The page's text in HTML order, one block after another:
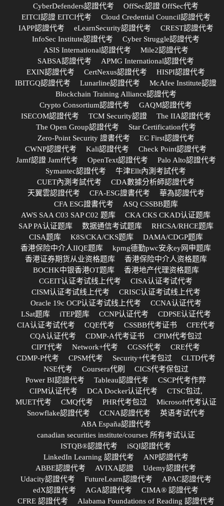
CyberDefenders認證代考
OffSec認證 OffSec代考
EITCI認證 EITCI代考
Cloud Credential Council認證代考
IAPP認證代考
eLearnSecurity認證代考
CREST認證代考
InfoSec Institute認證代考
Cyber Struggle認證代考
ASIS International認證代考
Mile2認證代考
SABSA認證代考
APMG International認證代考
EXIN認證代考
CertNexus認證代考
HISPI認證代考
IBITGQ認證代考
Lunarline認證代考
McAfee Institute認證
Blockchain Training Alliance認證代考
Crypto Consortium認證代考
GAQM認證代考
ISECOM認證代考
TCM Security認證
The IIA認證代考
The Open Group認證代考
Star Certification代考
Zero-Point Security 證書代考
EC First認證代考
CWNP認證代考
Kali認證代考
Check Point認證代考
Jamf認證 Jamf代考
OpenText認證代考
Palo Alto認證代考
Symantec認證代考
牛津Ellt內測考試代考
CUET內測考試代考
CDA數據分析師認證代考
天翼雲認證代考
CFA-ESG證書代考
華為認證代考
CFA ESG證書代考
ASQ CSSBB题库
AWS SAA C03 SAP C02 题库
CKA CKS CKAD认证题库
SAP PA认证题库
数据通信考试题库
RHCSA/RHCE题库
CISA题库
K8S/CKA/CKS题库
DAMA/CDGP题库
香港保险中介人IIQE题库
kpmg德勤pwc安永ey网申题库
香港证券期货从业资格题库
香港保险中介人资格题库
BOCHK中银香港OT题库
香港地产代理资格题库
CGEIT认证考试线上代考
CISA认证考试代考
CISM认证考试线上代考
CRISC认证考试线上代考
Oracle 19c OCP认证考试线上代考
CCNA认证代考
LSat题库
iTEP题库 CCNP认证代考
CDPSE认证代考
CIA认证考试代考
CQE代考 CSSBB代考证书
CFE代考
CQA认证代考
CDMP-A代考证书
CPIM代考包过
CIPT代考
Network+代考 CGSS代考
CRE代考
CDMP-P代考
CPSM代考 Security+代考包过
CLTD代考
NSE代考
Coursera代刷
CICS代考保包过
Power BI認證代考
Tableau認證代考
CSCP代考作弊
CIPM认证代考
DCA Docker认证代考
CTSC包过,
MUET代考
CMQ代考 PHR代考包过
Microsoft代考认证
Snowflake認證代考
CCNA認證代考
英语考试代考
ABA España認證代考
canadian securities institute/courses 所有考试认证
ISTQB®認證代考
iSQI認證代考
LinkedIn Learning 認證代考
ANP認證代考
ABBE認證代考
AVIXA認證
Udemy認證代考
Udacity認證代考
FutureLearn認證代考
APAC認證代考
edX認證代考
AGA認證代考
CIMA® 認證代考
CFRE 認證代考
Alabama Foundations of Reading 認證代考